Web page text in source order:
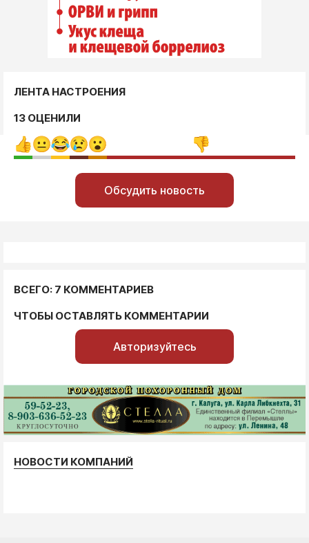
ЛЕНТА НАСТРОЕНИЯ
13 ОЦЕНИЛИ
Обсудить новость
ВСЕГО: 7 КОММЕНТАРИЕВ
ЧТОБЫ ОСТАВЛЯТЬ КОММЕНТАРИИ
Авторизуйтесь
НОВОСТИ КОМПАНИЙ